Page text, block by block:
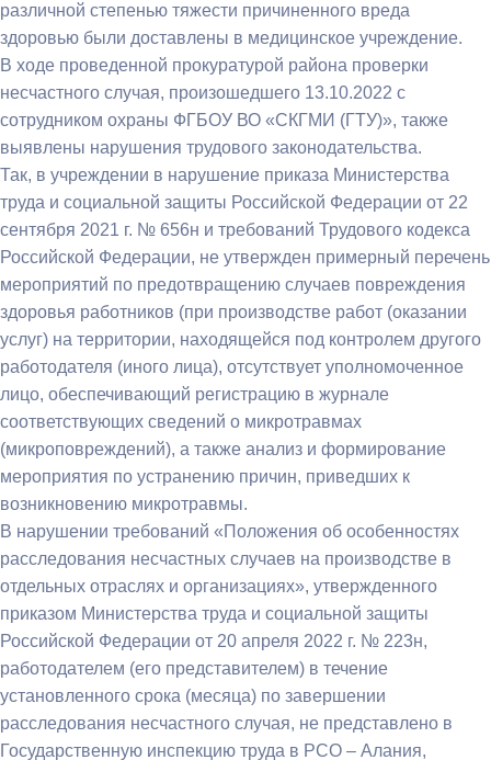
различной степенью тяжести причиненного вреда
здоровью были доставлены в медицинское учреждение.
В ходе проведенной прокуратурой района проверки
несчастного случая, произошедшего 13.10.2022 с
сотрудником охраны ФГБОУ ВО «СКГМИ (ГТУ)», также
выявлены нарушения трудового законодательства.
Так, в учреждении в нарушение приказа Министерства
труда и социальной защиты Российской Федерации от 22
сентября 2021 г. № 656н и требований Трудового кодекса
Российской Федерации, не утвержден примерный перечень
мероприятий по предотвращению случаев повреждения
здоровья работников (при производстве работ (оказании
услуг) на территории, находящейся под контролем другого
работодателя (иного лица), отсутствует уполномоченное
лицо, обеспечивающий регистрацию в журнале
соответствующих сведений о микротравмах
(микроповреждений), а также анализ и формирование
мероприятия по устранению причин, приведших к
возникновению микротравмы.
В нарушении требований «Положения об особенностях
расследования несчастных случаев на производстве в
отдельных отраслях и организациях», утвержденного
приказом Министерства труда и социальной защиты
Российской Федерации от 20 апреля 2022 г. № 223н,
работодателем (его представителем) в течение
установленного срока (месяца) по завершении
расследования несчастного случая, не представлено в
Государственную инспекцию труда в РСО – Алания,